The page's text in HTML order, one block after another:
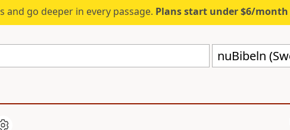
and go deeper in every passage. Plans start under $6/month